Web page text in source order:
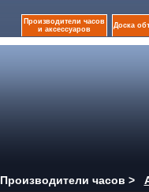
Производители часов
и аксессуаров
Доска
Производители часов >